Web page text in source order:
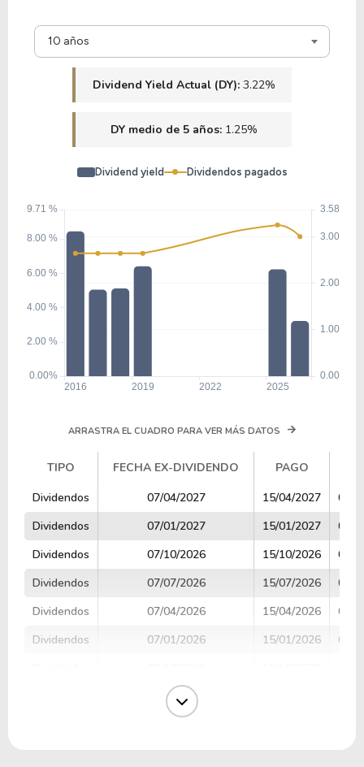
10 años
Dividend Yield Actual (DY): 3.22%
DY medio de 5 años: 1.25%
Dividend yield Dividendos pagados
ARRASTRA EL CUADRO PARA VER MÁS DATOS
TIPO FECHA EX-DIVIDENDO PAGO
TIPO
FECHA EX-DIVIDENDO PAGO
Dividendos 07/04/2027 15/04/2027
Dividendos
07/01/2027 15/01/2027
Dividendos
07/10/2026 15/10/2026
Dividendos
07/07/2026 15/07/2026
Dividendos
07/04/2026 15/04/2026
Dividendos
07/01/2026 15/01/2026
07/07/2025